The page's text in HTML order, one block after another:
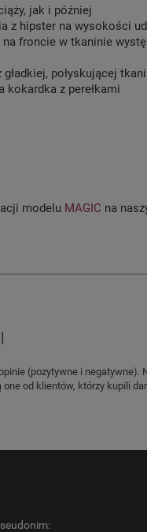
jak i później
z hipster na wysokości ud
na froncie w tkaninie
gładkiej, połyskującej
kokardka z perełkami
modelu MAGIC na
(pozytywne i negatywne).
od klientów, którzy kupili